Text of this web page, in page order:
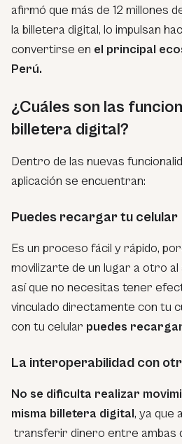
afirmó que más de 12 millones
la billetera digital, lo impulsan
convertirse en el principal
Perú.
¿Cuáles son las
billetera digital?
Dentro de las nuevas
aplicación se encuentran:
Puedes recargar tu celular
Es un proceso fácil y rápido,
movilizarte de un lugar a otro
así que no necesitas tener
vinculado directamente con tu
con tu celular puedes
La interoperabilidad con
No se dificulta realizar
misma billetera digital, ya que
transferir dinero entre ambas